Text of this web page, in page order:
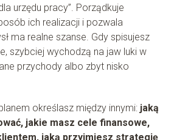
urzędu pracy”. Porządkuje
ich realizacji i pozwala
ma realne szanse. Gdy spisujesz
szybciej wychodzą na jaw luki w
przychody albo zbyt nisko
określasz między innymi: jaką
jakie masz cele finansowe,
jaką przyjmiesz strategię